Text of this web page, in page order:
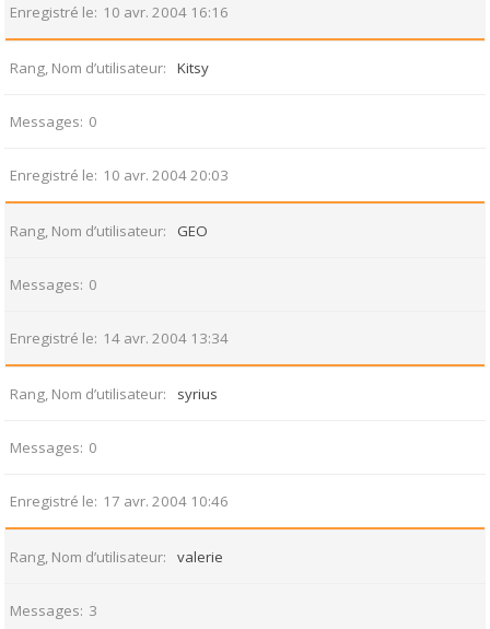
Enregistré le 10 avr. 2004 16:16
Rang, Nom d’utilisateur Kitsy
Messages 0
Enregistré le 10 avr. 2004 20:03
Rang, Nom d’utilisateur GEO
Messages 0
Enregistré le 14 avr. 2004 13:34
Rang, Nom d’utilisateur syrius
Messages 0
Enregistré le 17 avr. 2004 10:46
Rang, Nom d’utilisateur valerie
Messages 3